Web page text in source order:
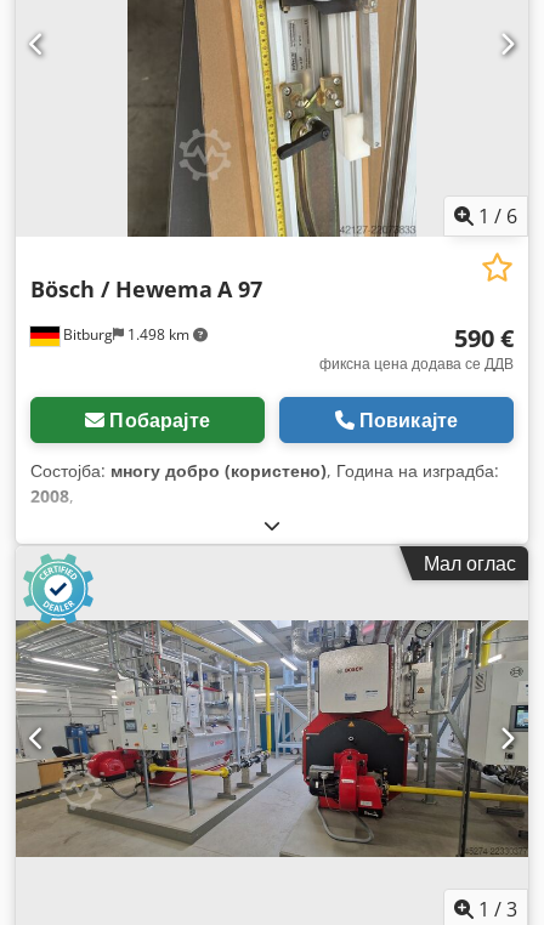
1 / 6
Bitburg 1.498 km
Bösch / Hewema A 97
590 €
фиксна цена додава се ДДВ
Побарајте Повикајте
Состојба: многу добро (користено), Година на изградба:
2008,
Мал оглас
1 /3